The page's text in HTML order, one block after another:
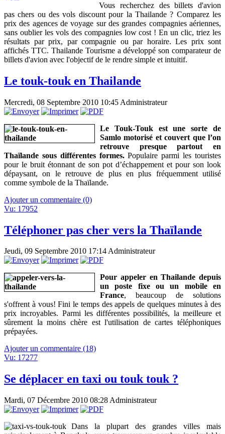
Vous recherchez des billets d'avion
pas chers ou des vols discount pour la Thailande ? Comparez les
prix des agences de voyage sur des grandes compagnies aériennes,
sans oublier les vols des compagnies low cost ! En un clic, triez les
résultats par prix, par compagnie ou par horaire. Les prix sont
affichés TTC. Thailande Tourisme a développé son comparateur de
billets d'avion avec l'objectif de le rendre simple et intuitif.
Le touk-touk en Thailande
Mercredi, 08 Septembre 2010 10:45 Administrateur
Le Touk-Touk est une sorte de
Samlo motorisé et couvert que l’on
retrouve presque partout en
Thaïlande sous différentes formes.Populaire parmi les touristes
pour le bruit étonnant de son pot d’échappement et pour son look
dépaysant, on le retrouve de plus en plus fréquemment utilisé
comme symbole de la Thaïlande.
Ajouter un commentaire (0)
Vu: 17952
Téléphoner pas cher vers la Thaïlande
Jeudi, 09 Septembre 2010 17:14Administrateur
Pour appeler en Thailande depuis
un poste fixe ou un mobile en
France, beaucoup de solutions
s'offrent à vous! Fini le temps des appels de quelques minutes à des
prix incroyables. Parmi les différentes possibilités, la meilleure et
sûrement la moins chère est l'utilisation de cartes téléphoniques
prépayées.
Ajouter un commentaire (18)
Vu: 17277
Se déplacer en taxi ou touk touk ?
Mardi, 07 Décembre 2010 08:28 Administrateur
Dans la plupart des grandes villes mais